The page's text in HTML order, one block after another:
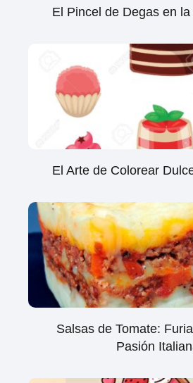
El Pincel de Degas en
El Arte de Colorear
Salsas de Tomate:
Pasión